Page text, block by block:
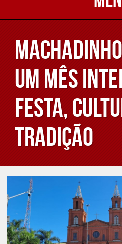
Um Mês
Festa,
Tradição